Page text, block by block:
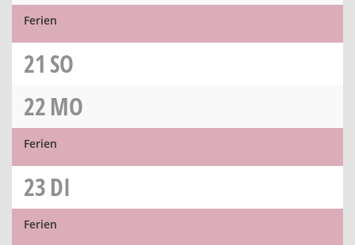
Ferien
21 SO
22MO
Ferien
23DI
Ferien